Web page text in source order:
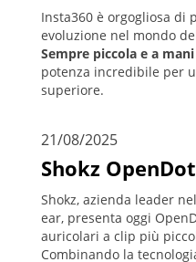
Insta360 è orgogliosa di
evoluzione nel mondo
Sempre piccola e a
potenza incredibile per
superiore.
21/08/2025
Shokz
Shokz, azienda leader
ear, presenta oggi
auricolari a clip più
Combinando la